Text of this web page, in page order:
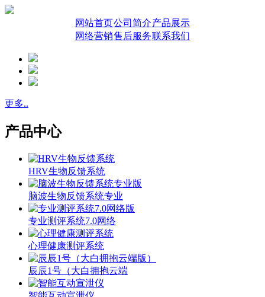
网站首页公司简介产品展示
网络营销售后服务联系我们
更多..
产品中心
HRV生物反馈系统
脑波生物反馈系统专业
专业测评系统7.0网络
心理健康测评系统
辰辰1号（大白拥抱云端